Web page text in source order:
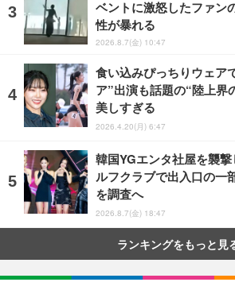
ベントに激怒したファン
性が暴れる
2026.8.7(金) 10:47
食い込みぴっちりウェア
ア”出演も話題の“陸上界
美しすぎる
2026.4.20(月) 6:47
韓国YGエンタ社屋を襲
ルフクラブで出入口の一
を調査へ
2026.8.7(金) 18:47
ランキングをもっと見